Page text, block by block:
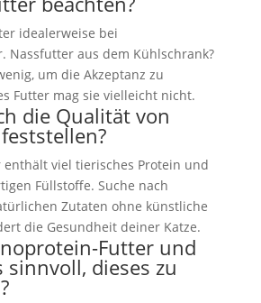
idealerweise bei
Nassfutter aus dem Kühlschrank?
um die Akzeptanz zu
Futter mag sie vielleicht nicht.
die Qualität von
enthält viel tierisches Protein und
Füllstoffe. Suche nach
Zutaten ohne künstliche
die Gesundheit deiner Katze.
Futter und
sinnvoll, dieses zu